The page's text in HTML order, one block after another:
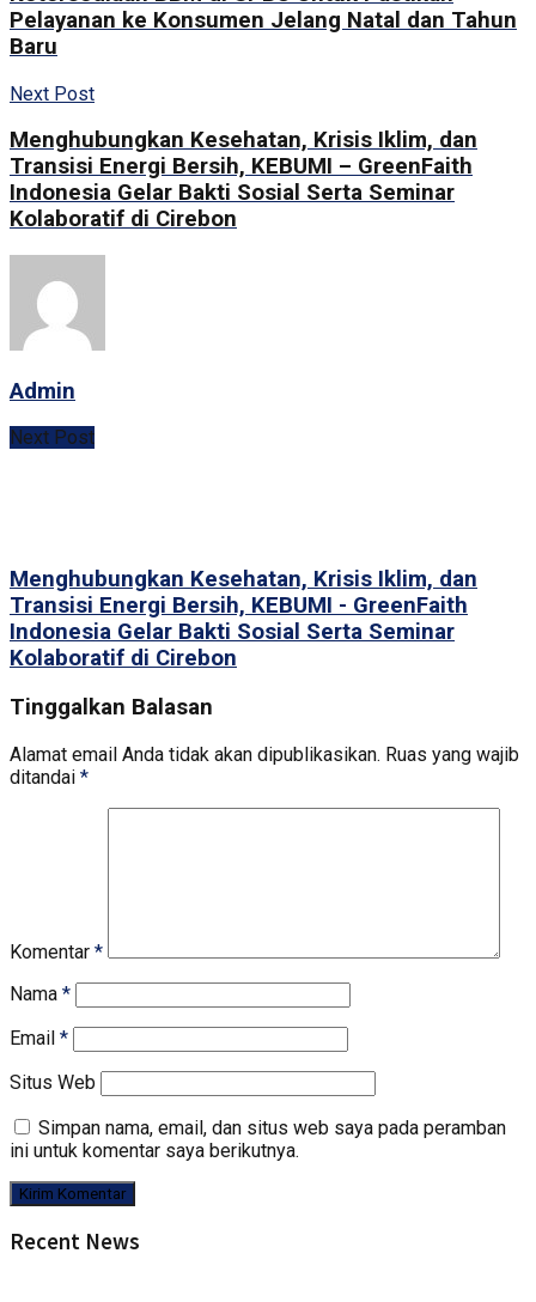
Pelayanan ke Konsumen Jelang Natal dan Tahun
Baru
Next Post
Menghubungkan Kesehatan, Krisis Iklim, dan
Transisi Energi Bersih, KEBUMI – GreenFaith
Indonesia Gelar Bakti Sosial Serta Seminar
Kolaboratif di Cirebon
Admin
Next Post
Menghubungkan Kesehatan, Krisis Iklim, dan
Transisi Energi Bersih, KEBUMI - GreenFaith
Indonesia Gelar Bakti Sosial Serta Seminar
Kolaboratif di Cirebon
Tinggalkan Balasan
Alamat email Anda tidak akan dipublikasikan. Ruas yang wajib
ditandai *
Komentar *
Nama *
Email *
Situs Web
Simpan nama, email, dan situs web saya pada peramban
ini untuk komentar saya berikutnya.
Recent News